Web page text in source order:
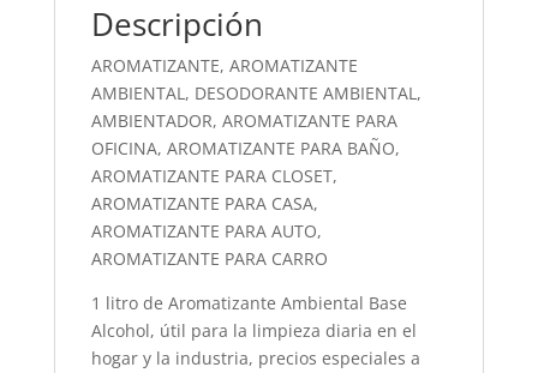
Descripción
AROMATIZANTE, AROMATIZANTE
AMBIENTAL, DESODORANTE AMBIENTAL,
AMBIENTADOR, AROMATIZANTE PARA
OFICINA, AROMATIZANTE PARA BAÑO,
AROMATIZANTE PARA CLOSET,
AROMATIZANTE PARA CASA,
AROMATIZANTE PARA AUTO,
AROMATIZANTE PARA CARRO
1 litro de Aromatizante Ambiental Base
Alcohol, útil para la limpieza diaria en el
hogar y la industria, precios especiales a